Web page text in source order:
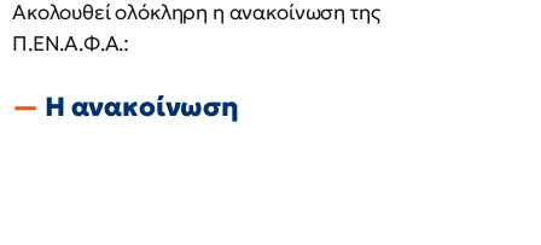
Ακολουθεί ολόκληρη η ανακοίνωση της
Π.ΕΝ.Α.Φ.Α.:
Η ανακοίνωση